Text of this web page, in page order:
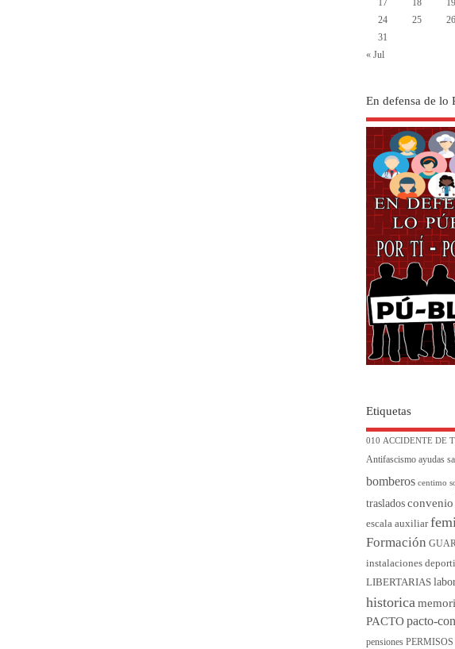
24
25 26
31
« Jul
En defensa de lo
Etiquetas
010 ACCIDENTE DE
Antifascismo ayudas
bomberos centimo
traslados convenio
escala auxiliar
Formación
instalaciones
LIBERTARIAS
historica
PACTO pacto-
pensiones PERMISOS